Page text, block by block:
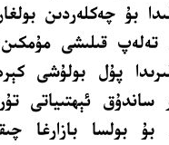
بۇ چەكلەردىن
تەلەپ قىلىشى
پۇل بولۇشى
ساندۇق ئېھتىياتى
بۇ بولسا بازارغا